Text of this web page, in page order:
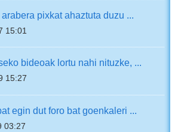
pixkat ahaztuta duzu ...
15:01
bideoak lortu nahi nituzke, ...
15:27
egin dut foro bat goenkaleri ...
03:27